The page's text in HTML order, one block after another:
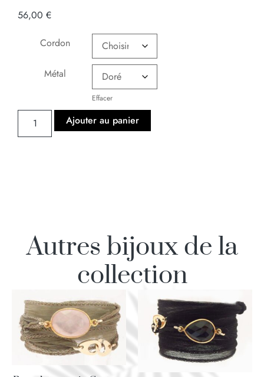
56,00 €
Cordon
Métal
Effacer
Ajouter au panier
Autres bijoux de la
collection